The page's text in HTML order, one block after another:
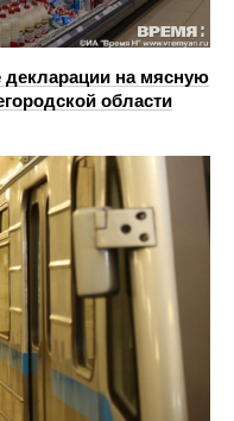
декларации на мясную
области